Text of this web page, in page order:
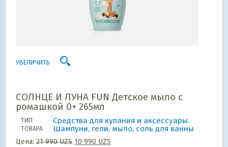
УВЕЛИЧИТЬ
СОЛНЦЕ И ЛУНА FUN Детское мыло с
ромашкой 0+ 265мл
ТИП
ТОВАРА
Средства для купания и аксессуары.
Шампуни, гели, мыло, соль для ванны
Цена: 21 990UZS 10 990 UZS